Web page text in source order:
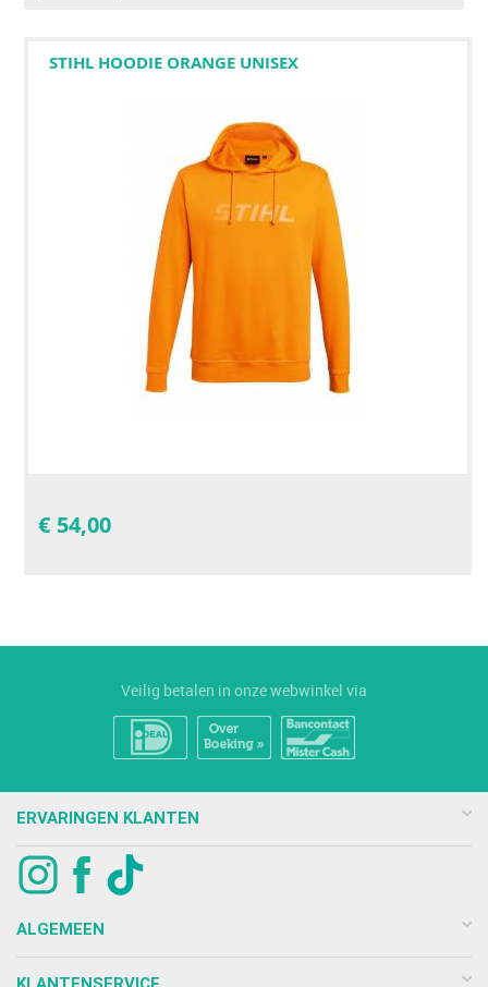
STIHL HOODIE ORANGE UNISEX
€ 54,00
Veilig betalen in onze webwinkel via
ERVARINGEN KLANTEN
ALGEMEEN